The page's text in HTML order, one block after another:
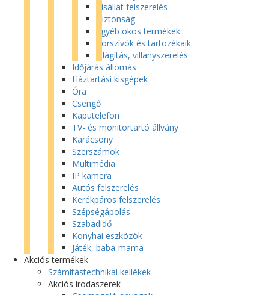
Kisállat felszerelés
Biztonság
Egyéb okos termékek
Porszívók és tartozékaik
Világítás, villanyszerelés
Időjárás állomás
Háztartási kisgépek
Óra
Csengő
Kaputelefon
TV- és monitortartó állvány
Karácsony
Szerszámok
Multimédia
IP kamera
Autós felszerelés
Kerékpáros felszerelés
Szépségápolás
Szabadidő
Konyhai eszközök
Játék, baba-mama
Akciós termékek
Számítástechnikai kellékek
Akciós irodaszerek